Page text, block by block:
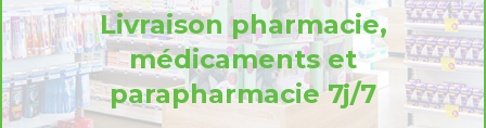
Livraison pharmacie,
médicaments et
parapharmacie 7j/7